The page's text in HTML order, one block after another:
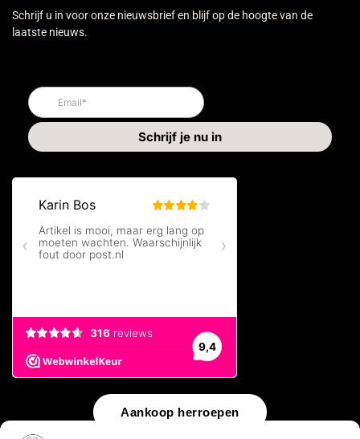
Schrijf u in voor onze nieuwsbrief en blijf op de hoogte van de
laatste nieuws.
Aankoop herroepen